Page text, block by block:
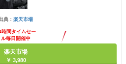
典： 楽天市場
時間タイムセー
ル毎日開催中
楽天市場
￥ 3,980